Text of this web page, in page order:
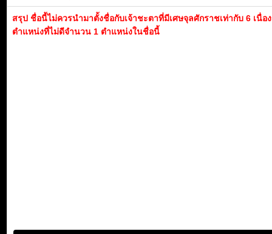
สรุป ชื่อนี้ไม่ควรนำมาตั้งชื่อกับเจ้าชะตาที่มีเศษจุลศักราชเท่ากับ 6 เนื่อ
ตำแหน่งที่ไม่ดีจำนวน 1 ตำแหน่งในชื่อนี้